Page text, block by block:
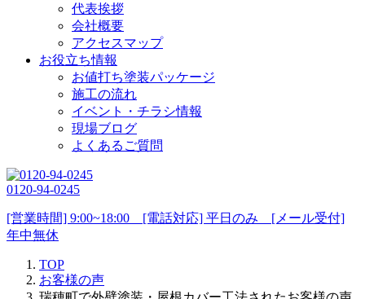
代表挨拶
会社概要
アクセスマップ
お役立ち情報
お値打ち塗装パッケージ
施工の流れ
イベント・チラシ情報
現場ブログ
よくあるご質問
0120-94-0245
[営業時間] 9:00~18:00 [電話対応] 平日のみ [メール受付]
年中無休
TOP
お客様の声